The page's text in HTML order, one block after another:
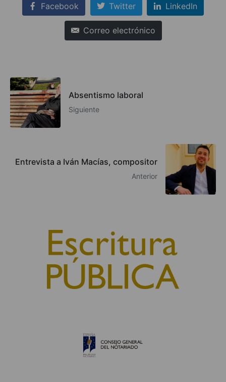
Facebook Twitter LinkedIn
Correo electrónico
Absentismo laboral
Siguiente
Entrevista a Iván Macías, compositor
Anterior